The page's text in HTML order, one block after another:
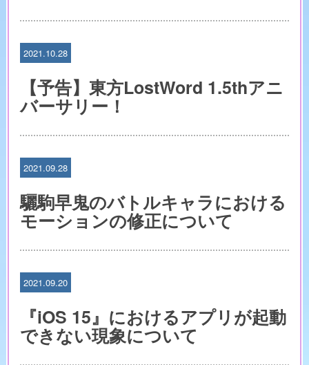
2021.10.28
【予告】東方LostWord 1.5thアニ
バーサリー！
2021.09.28
驪駒早鬼のバトルキャラにおける
モーションの修正について
2021.09.20
『iOS 15』におけるアプリが起動
できない現象について